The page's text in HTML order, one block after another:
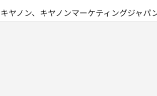
キヤノン、キヤノンマーケティングジャ
ために適当であること、もしくは有用で
て生ずる直接的または間接的な損失、損
ユーザーは、日本国政府または該当国の